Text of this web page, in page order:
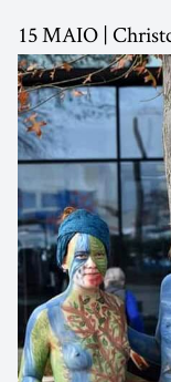
15 MAIO |